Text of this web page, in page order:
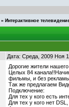
» Интерактивное
Дата: Среда, 2009 Ноя
Дорогие жители
Целых 84
фильмы, и без
Так же предлагаем
Подключение:
Для тех у кого есть
Для тех у кого нет